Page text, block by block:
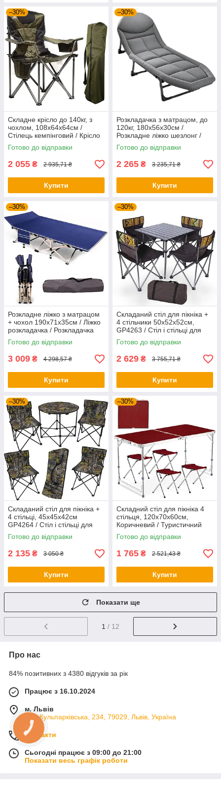
–30%
Складне крісло до 140кг, з
чохлом, 108x64x64см /
Стілець кемпінговий / Крісло
для риболовлі / Рибальське
крісло
Готово до відправки
2 055 ₴ 2 935,71 ₴
Купити
–30%
Розкладачка з матрацом, до
120кг, 180х56х30см /
Розкладне ліжко шезлонг /
Ліжко розкладачка
Готово до відправки
2 265 ₴ 3 235,71 ₴
Купити
–30%
Розкладне ліжко з матрацом
+ чохол 190x71x35см / Ліжко
розкладачка / Розкладачка
туристична
Готово до відправки
3 009 ₴ 4 298,57 ₴
Купити
–30%
Складаний стіл для пікніка +
4 стільчики 50х52х52см,
GP4263 / Стіл і стільці для
пікніка / Туристичний столик
Готово до відправки
2 629 ₴ 3 755,71 ₴
Купити
–30%
Складаний стіл для пікніка +
4 стільці, 45х45х42см
GP4264 / Стіл і стільці для
пікніка / Розкладний столик
Готово до відправки
2 135 ₴ 3 050 ₴
Купити
–30%
Складний стіл для пікніка 4
стільця, 120х70х60см,
Коричневий / Туристичний
стіл розкладний / Стіл для
кемпінгу
Готово до відправки
1 765 ₴ 2 521,43 ₴
Купити
Показати ще
1 / 12
Про нас
84% позитивних з 4380 відгуків за рік
Працює з 16.10.2024
м. Львів
вул. Кульпарківська, 234, 79029, Львів, Україна
Контакти
Сьогодні працює з 09:00 до 21:00
Показати весь графік роботи
КНОПКА
ЗВ'ЯЗКУ